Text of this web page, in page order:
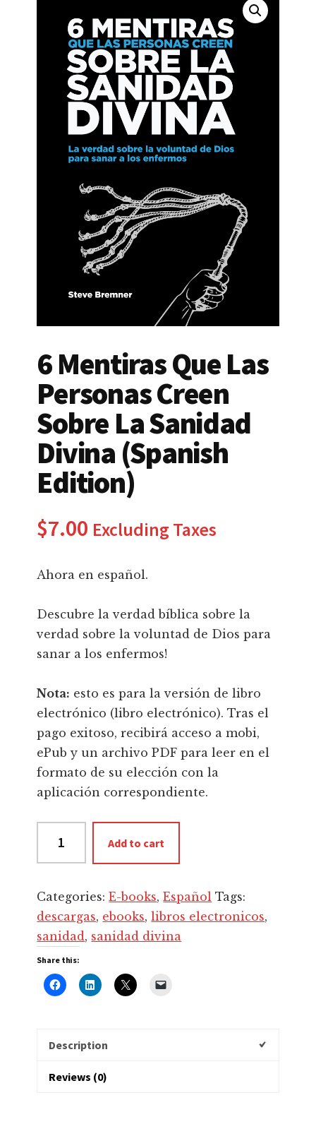
6 Mentiras Que Las
Personas Creen
Sobre La Sanidad
Divina (Spanish
Edition)
$7.00 Excluding Taxes
Ahora en español.
Descubre la verdad bíblica sobre la
verdad sobre la voluntad de Dios para
sanar a los enfermos!
Nota: esto es para la versión de libro
electrónico (libro electrónico). Tras el
pago exitoso, recibirá acceso a mobi,
ePub y un archivo PDF para leer en el
formato de su elección con la
aplicación correspondiente.
Mentiras
Las
Personas
Creen
Sobre
Sanidad
Edition)
Add to cart
Categories:E-books,Español Tags:
descargas, ebooks,libros electronicos,
sanidad , sanidad divina
Share this:
Description
Reviews (0)